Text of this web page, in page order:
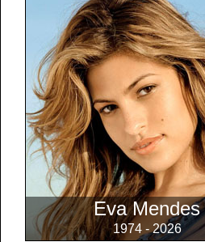
Eva Mendes
1974 - 2026